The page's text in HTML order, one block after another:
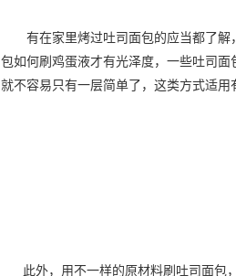
有在家里烤过吐司面包的应当都了解
包如何刷鸡蛋液才有光泽度，一些吐司
就不容易只有一层简单了，这类方式适用
此外，用不一样的原材料刷吐司面包，